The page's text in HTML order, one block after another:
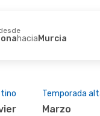
haciaMurcia
Temporada
marzo